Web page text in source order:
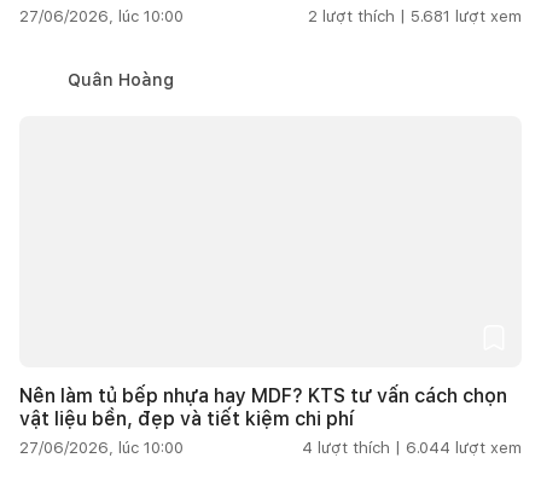
27/06/2026, lúc 10:00 2 lượt thích | 5.681 lượt xem
Quân Hoàng
Nên làm tủ bếp nhựa hay MDF? KTS tư vấn cách chọn
vật liệu bền, đẹp và tiết kiệm chi phí
27/06/2026, lúc 10:00 4 lượt thích | 6.044 lượt xem